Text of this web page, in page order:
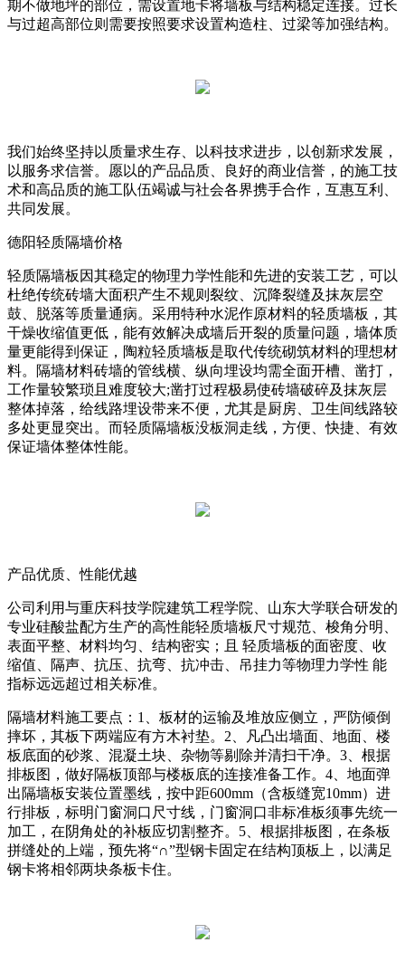
期不做地坪的部位，需设置地卡将墙板与结构稳定连接。过长
与过超高部位则需要按照要求设置构造柱、过梁等加强结构。
我们始终坚持以质量求生存、以科技求进步，以创新求发展，
以服务求信誉。愿以的产品品质、良好的商业信誉，的施工技
术和高品质的施工队伍竭诚与社会各界携手合作，互惠互利、
共同发展。
德阳轻质隔墙价格
轻质隔墙板因其稳定的物理力学性能和先进的安装工艺，可以
杜绝传统砖墙大面积产生不规则裂纹、沉降裂缝及抹灰层空
鼓、脱落等质量通病。采用特种水泥作原材料的轻质墙板，其
干燥收缩值更低，能有效解决成墙后开裂的质量问题，墙体质
量更能得到保证，陶粒轻质墙板是取代传统砌筑材料的理想材
料。隔墙材料砖墙的管线横、纵向埋设均需全面开槽、凿打，
工作量较繁琐且难度较大;凿打过程极易使砖墙破碎及抹灰层
整体掉落，给线路埋设带来不便，尤其是厨房、卫生间线路较
多处更显突出。而轻质隔墙板没板洞走线，方便、快捷、有效
保证墙体整体性能。
产品优质、性能优越
公司利用与重庆科技学院建筑工程学院、山东大学联合研发的
专业硅酸盐配方生产的高性能轻质墙板尺寸规范、梭角分明、
表面平整、材料均匀、结构密实；且 轻质墙板的面密度、收
缩值、隔声、抗压、抗弯、抗冲击、吊挂力等物理力学性 能
指标远远超过相关标准。
隔墙材料施工要点：1、板材的运输及堆放应侧立，严防倾倒
摔坏，其板下两端应有方木衬垫。2、凡凸出墙面、地面、楼
板底面的砂浆、混凝土块、杂物等剔除并清扫干净。3、根据
排板图，做好隔板顶部与楼板底的连接准备工作。4、地面弹
出隔墙板安装位置墨线，按中距600mm（含板缝宽10mm）进
行排板，标明门窗洞口尺寸线，门窗洞口非标准板须事先统一
加工，在阴角处的补板应切割整齐。5、根据排板图，在条板
拼缝处的上端，预先将“∩”型钢卡固定在结构顶板上，以满足
钢卡将相邻两块条板卡住。